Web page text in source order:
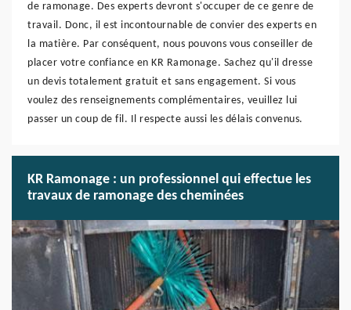
de ramonage. Des experts devront s'occuper de ce genre de
travail. Donc, il est incontournable de convier des experts en
la matière. Par conséquent, nous pouvons vous conseiller de
placer votre confiance en KR Ramonage. Sachez qu'il dresse
un devis totalement gratuit et sans engagement. Si vous
voulez des renseignements complémentaires, veuillez lui
passer un coup de fil. Il respecte aussi les délais convenus.
KR Ramonage : un professionnel qui effectue les
travaux de ramonage des cheminées